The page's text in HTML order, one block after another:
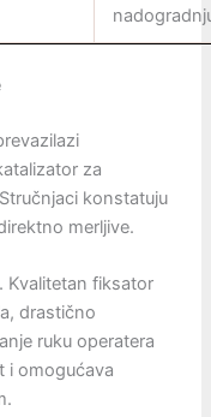
za
konstatuju
merljive.
Kvalitetan fiksator
drastično
ruku operatera
i omogućava